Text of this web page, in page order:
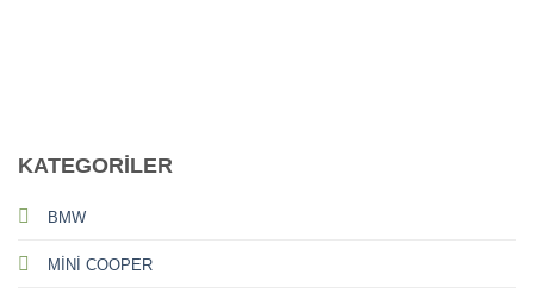
KATEGORİLER
BMW
MİNİ COOPER